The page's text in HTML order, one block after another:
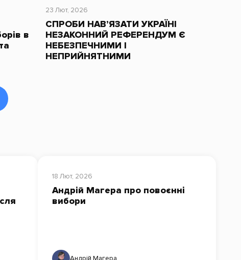
в
23 Лют, 2026
СПРОБИ НАВ’ЯЗАТИ УКРАЇНІ
НЕЗАКОННИЙ РЕФЕРЕНДУМ Є
НЕБЕЗПЕЧНИМИ І
НЕПРИЙНЯТНИМИ
18 Лют, 2026
Андрій Магера про повоєнні
вибори